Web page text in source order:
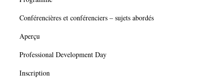
Conférencières et conférenciers – sujets abordés
Aperçu
Professional Development Day
Inscription